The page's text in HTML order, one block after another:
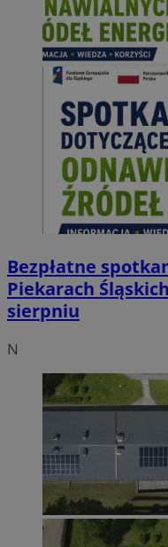
Bezpłatne
Piekarach
sierpniu
N